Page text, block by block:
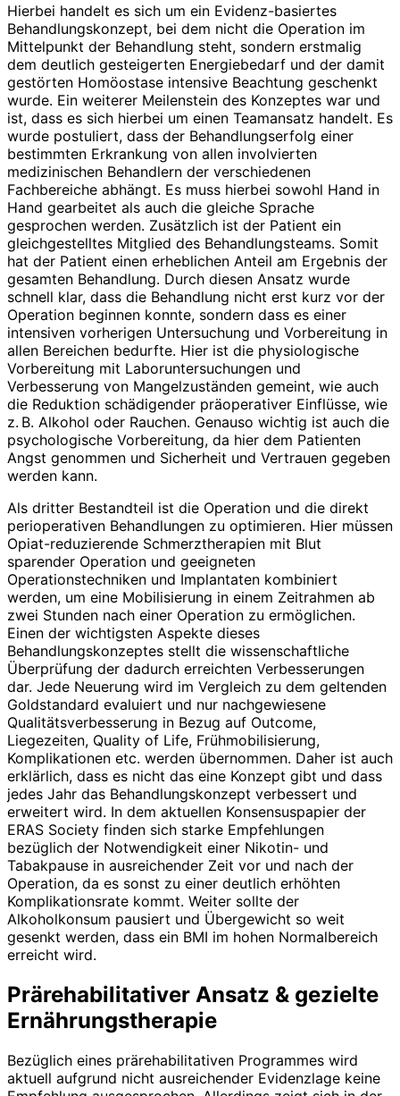
Hierbei handelt es sich um ein Evidenz-basiertes
Behandlungskonzept, bei dem nicht die Operation im
Mittelpunkt der Behandlung steht, sondern erstmalig
dem deutlich gesteigerten Energie­bedarf und der damit
gestörten Homö­ostase intensive Beachtung geschenkt
wurde. Ein weiterer Meilenstein des Konzeptes war und
ist, dass es sich hierbei um einen Teamansatz handelt. Es
wurde postuliert, dass der Behandlungserfolg einer
bestimmten Erkrankung von allen involvierten
medizinischen Behandlern der verschiedenen
Fachbereiche abhängt. Es muss hierbei sowohl Hand in
Hand gearbeitet als auch die gleiche Sprache
gesprochen werden. Zusätzlich ist der Patient ein
gleichgestelltes Mitglied des Behandlungsteams. Somit
hat der Patient einen erheblichen Anteil am Ergebnis der
gesamten Behandlung. Durch diesen Ansatz wurde
schnell klar, dass die Behandlung nicht erst kurz vor der
Operation beginnen konnte, sondern dass es einer
intensiven vorherigen Untersuchung und Vorbereitung in
allen Bereichen bedurfte. Hier ist die physiologische
Vorbereitung mit Laborunter­suchungen und
Verbesserung von Mangelzuständen gemeint, wie auch
die Reduktion schädigender präoperativer Einflüsse, wie
z. B. Alkohol oder Rauchen. Genauso wichtig ist auch die
psychologische Vorbereitung, da hier dem Patienten
Angst genommen und Sicherheit und Vertrauen gegeben
werden kann.
Als dritter Bestandteil ist die Operation und die direkt
perioperativen Behandlungen zu optimieren. Hier müssen
Opiat-reduzierende Schmerztherapien mit Blut
sparender Operation und geeigneten
Operationstechniken und Implantaten kombiniert
werden, um eine Mobilisierung in einem Zeitrahmen ab
zwei Stunden nach einer Operation zu ermöglichen.
Einen der wichtigsten Aspekte dieses
Behandlungskonzeptes stellt die wissenschaftliche
Überprüfung der dadurch erreichten Verbesserungen
dar. Jede Neuerung wird im Vergleich zu dem geltenden
Goldstand­ard evaluiert und nur nachgewiesene
Qualitätsverbesserung in Bezug auf Outcome,
Liegezeiten, Quality of Life, Frühmobilisierung,
Komplikationen etc. werden übernommen. Daher ist auch
erklärlich, dass es nicht das eine Konzept gibt und dass
jedes Jahr das Behandlungskonzept verbessert und
erweitert wird. In dem aktuellen Konsensuspapier der
ERAS Society finden sich starke Empfehlungen
bezüglich der Notwendigkeit einer Nikotin- und
Tabakpause in ausreichender Zeit vor und nach der
Operation, da es sonst zu einer deutlich erhöhten
Komplikationsrate kommt. Weiter sollte der
Alkoholkonsum pausiert und Übergewicht so weit
gesenkt werden, dass ein BMI im hohen Normalbereich
erreicht wird.
Prärehabilitativer Ansatz & gezielte
Ernährungstherapie
Bezüglich eines prärehabilitativen Programmes wird
aktuell aufgrund nicht ausreichender Evidenzlage keine